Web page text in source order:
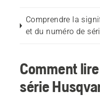
Comprendre la
et du numéro de
Comment
série